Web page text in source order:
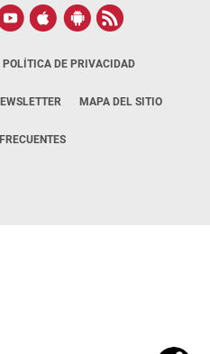
POLÍTICA DE PRIVACIDAD
MAPA DEL SITIO